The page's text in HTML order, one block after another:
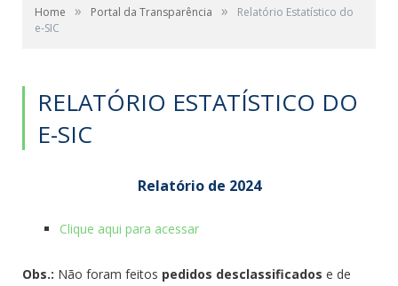
Home » Portal da Transparência »
Relatório Estatístico do
e-SIC
RELATÓRIO ESTATÍSTICO DO
E-SIC
Relatório de 2024
Clique aqui para acessar
Obs.: Não foram feitos pedidos desclassificados e de